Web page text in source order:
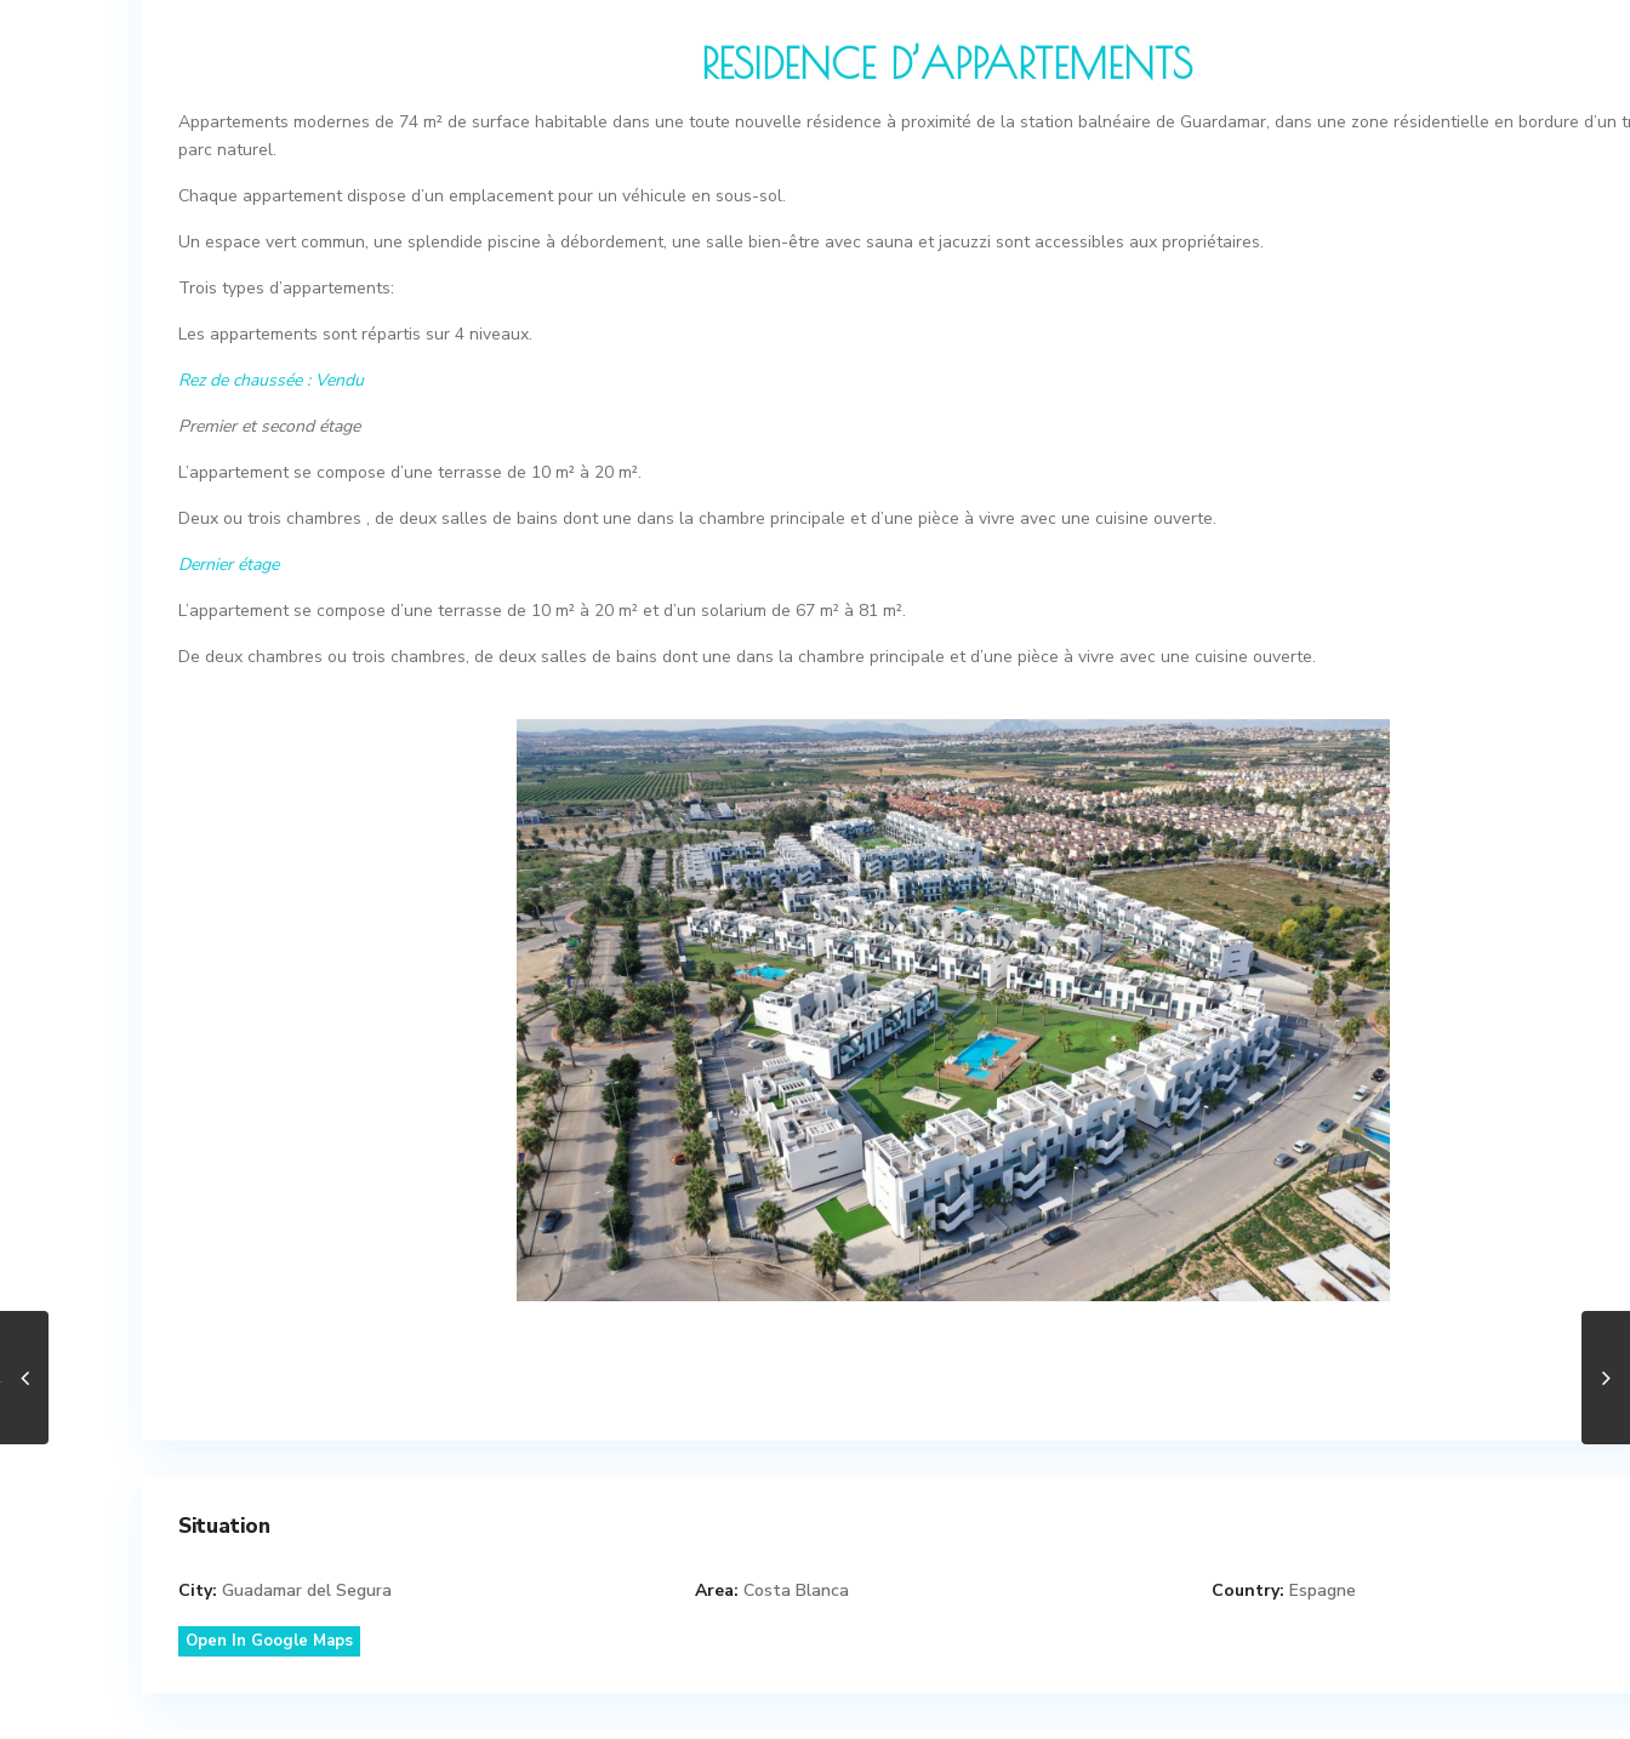
RESIDENCE D’APPARTEMENTS
Appartements modernes de 74 m² de surface habitable dans une toute nouvelle résidence à proximité de la station balnéaire de Guardamar, dans une zone résidentielle en bordure d’un
parc naturel.
Chaque appartement dispose d’un emplacement pour un véhicule en sous-sol.
Un espace vert commun, une splendide piscine à débordement, une salle bien-être avec sauna et jacuzzi sont accessibles aux propriétaires.
Trois types d’appartements:
Les appartements sont répartis sur 4 niveaux.
Rez de chaussée : Vendu
Premier et second étage
L’appartement se compose d’une terrasse de 10 m² à 20 m².
Deux ou trois chambres , de deux salles de bains dont une dans la chambre principale et d’une pièce à vivre avec une cuisine ouverte.
Dernier étage
L’appartement se compose d’une terrasse de 10 m² à 20 m² et d’un solarium de 67 m² à 81 m².
De deux chambres ou trois chambres, de deux salles de bains dont une dans la chambre principale et d’une pièce à vivre avec une cuisine ouverte.
Situation
City: Guadamar del Segura Area: Costa Blanca Country: Espagne
Open In Google Maps